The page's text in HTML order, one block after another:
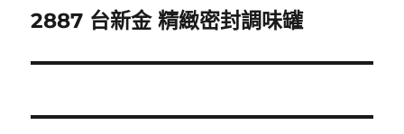
章:
下
篇
章:
2887 台新金 精緻密封調味罐